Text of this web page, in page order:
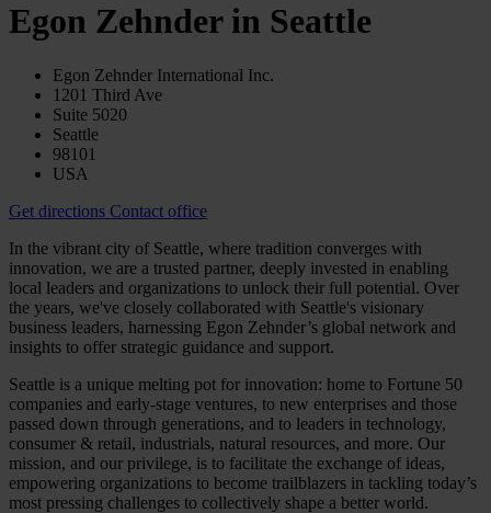
Egon Zehnder in Seattle
Egon Zehnder International Inc.
1201 Third Ave
Suite 5020
Seattle
98101
USA
Get directions Contact office
In the vibrant city of Seattle, where tradition converges with
innovation, we are a trusted partner, deeply invested in enabling
local leaders and organizations to unlock their full potential. Over
the years, we've closely collaborated with Seattle's visionary
business leaders, harnessing Egon Zehnder’s global network and
insights to offer strategic guidance and support.
Seattle is a unique melting pot for innovation: home to Fortune 50
companies and early-stage ventures, to new enterprises and those
passed down through generations, and to leaders in technology,
consumer & retail, industrials, natural resources, and more. Our
mission, and our privilege, is to facilitate the exchange of ideas,
empowering organizations to become trailblazers in tackling today’s
most pressing challenges to collectively shape a better world.